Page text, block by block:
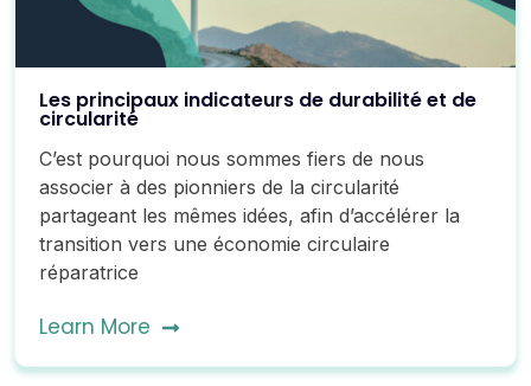
Les principaux indicateurs de durabilité et de
circularité
C’est pourquoi nous sommes fiers de nous
associer à des pionniers de la circularité
partageant les mêmes idées, afin d’accélérer la
transition vers une économie circulaire
réparatrice
Learn More